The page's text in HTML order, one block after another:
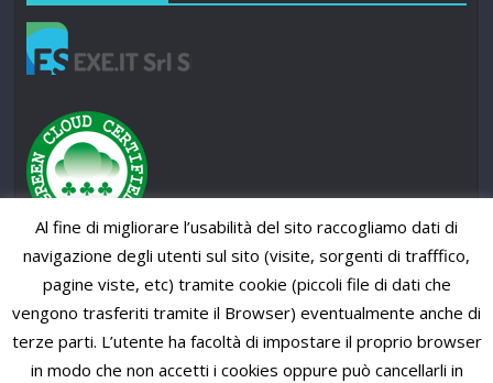
Al fine di migliorare l’usabilità del sito raccogliamo dati di
navigazione degli utenti sul sito (visite, sorgenti di trafffico,
pagine viste, etc) tramite cookie (piccoli file di dati che
vengono trasferiti tramite il Browser) eventualmente anche di
terze parti. L’utente ha facoltà di impostare il proprio browser
in modo che non accetti i cookies oppure può cancellarli in